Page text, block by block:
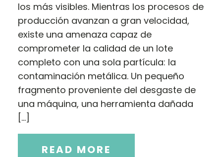
los más visibles. Mientras los procesos de
producción avanzan a gran velocidad,
existe una amenaza capaz de
comprometer la calidad de un lote
completo con una sola partícula: la
contaminación metálica. Un pequeño
fragmento proveniente del desgaste de
una máquina, una herramienta dañada
[…]
READ MORE